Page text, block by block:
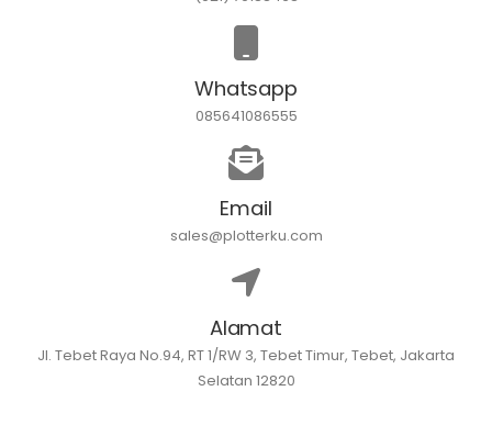
Whatsapp
085641086555
Email
sales@plotterku.com
Alamat
Jl. Tebet Raya No.94, RT 1/RW 3, Tebet Timur, Tebet, Jakarta
Selatan 12820